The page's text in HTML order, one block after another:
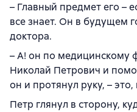
– Главный предмет его –
все знает. Он в будущем
доктора.
– А! он по медицинскому
Николай Петрович и
он и протянул руку, –
Петр глянул в сторону,